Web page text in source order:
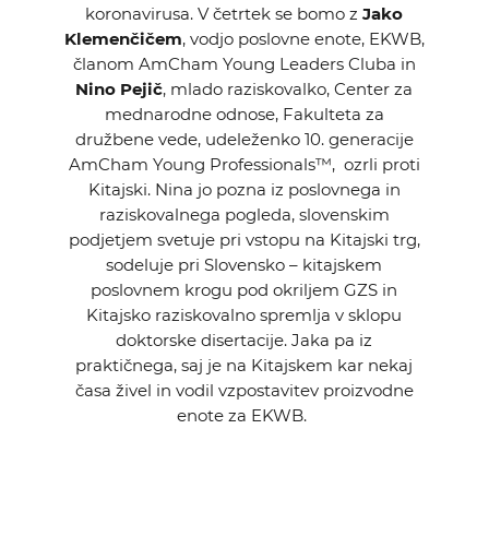
koronavirusa. V četrtek se bomo zJako
Klemenčičem, vodjo poslovne enote, EKWB,
članom AmCham Young Leaders Cluba in
Nino Pejič, mlado raziskovalko, Center za
mednarodne odnose, Fakulteta za
družbene vede, udeleženko 10. generacije
AmCham Young Professionals™, ozrli proti
Kitajski. Nina jo pozna iz poslovnega in
raziskovalnega pogleda, slovenskim
podjetjem svetuje pri vstopu na Kitajski trg,
sodeluje pri Slovensko – kitajskem
poslovnem krogu pod okriljem GZS in
Kitajsko raziskovalno spremlja v sklopu
doktorske disertacije. Jaka pa iz
praktičnega, saj je na Kitajskem kar nekaj
časa živel in vodil vzpostavitev proizvodne
enote za EKWB.